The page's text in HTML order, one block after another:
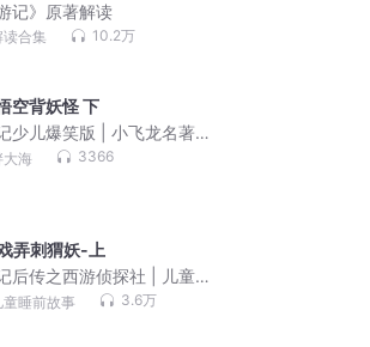
记》原著解读
合集 10.2万
空背妖怪 下
少儿爆笑版 | 小飞龙名著
大海 3366
弄刺猬妖-上
后传之西游侦探社 | 儿童
睡前故事 3.6万